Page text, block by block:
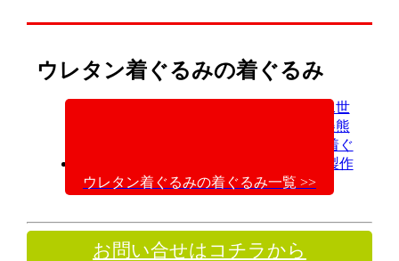
ウレタン着ぐるみの着ぐるみ
ウレタン着ぐるみの着ぐるみ一覧 >>
お問い合せはコチラから